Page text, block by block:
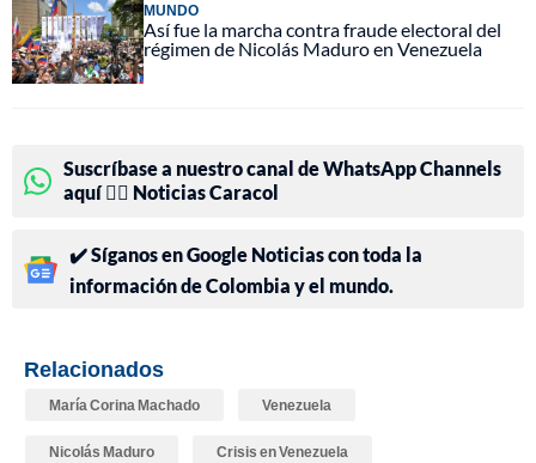
MUNDO
Así fue la marcha contra fraude electoral del
régimen de Nicolás Maduro en Venezuela
Suscríbase a nuestro canal de WhatsApp Channels
aquí 👉🏻 Noticias Caracol
✔️ Síganos en Google Noticias con toda la
información de Colombia y el mundo.
Relacionados
María Corina Machado Venezuela
Nicolás Maduro Crisis en Venezuela